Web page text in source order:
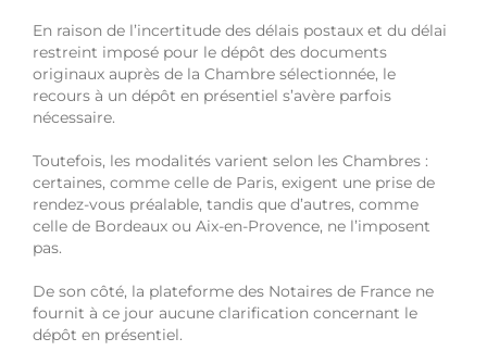
En raison de l’incertitude des délais postaux et du délai
restreint imposé pour le dépôt des documents
originaux auprès de la Chambre sélectionnée, le
recours à un dépôt en présentiel s’avère parfois
nécessaire.
Toutefois, les modalités varient selon les Chambres :
certaines, comme celle de Paris, exigent une prise de
rendez-vous préalable, tandis que d’autres, comme
celle de Bordeaux ou Aix-en-Provence, ne l’imposent
pas.
De son côté, la plateforme des Notaires de France ne
fournit à ce jour aucune clarification concernant le
dépôt en présentiel.